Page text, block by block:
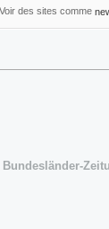
Voir des sites comme